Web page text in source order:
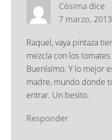
Cósima dice
7 marzo,
Raquel, vaya pintaza
mezcla con los
Buenísimo. Y lo mejor
madre, mundo donde
entrar. Un besito.
Responder